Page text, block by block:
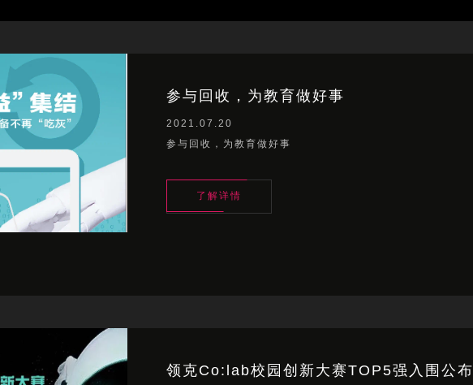
参与回收，为教育做好事
2021.07.20
参与回收，为教育做好事
了解详情
领克Co:lab校园创新大赛TOP5强入围公布